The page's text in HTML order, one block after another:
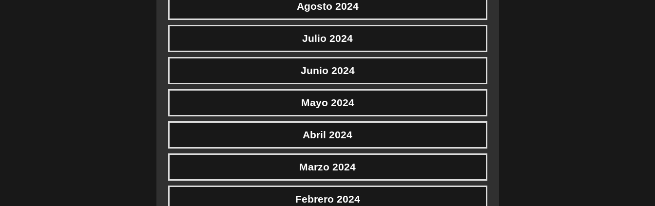
Agosto 2024
Julio 2024
Junio 2024
Mayo 2024
Abril 2024
Marzo 2024
Febrero 2024